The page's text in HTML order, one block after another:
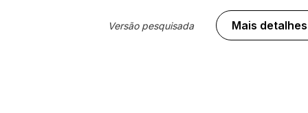
Versão pesquisada Mais detalhes